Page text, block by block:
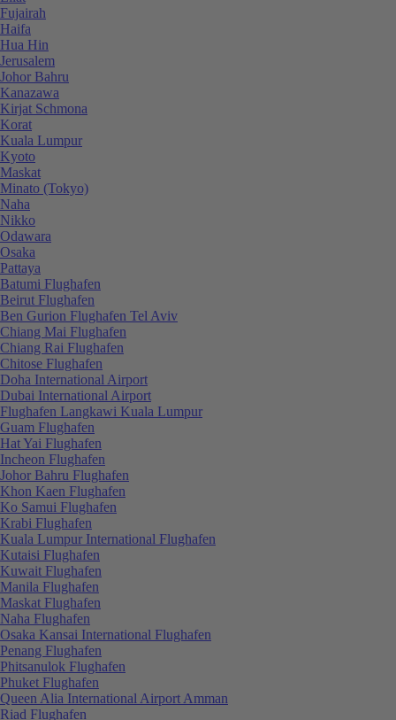
Fujairah
Haifa
Hua Hin
Jerusalem
Johor Bahru
Kanazawa
Kirjat Schmona
Korat
Kuala Lumpur
Kyoto
Maskat
Minato (Tokyo)
Naha
Nikko
Odawara
Osaka
Pattaya
Batumi Flughafen
Beirut Flughafen
Ben Gurion Flughafen Tel Aviv
Chiang Mai Flughafen
Chiang Rai Flughafen
Chitose Flughafen
Doha International Airport
Dubai International Airport
Flughafen Langkawi Kuala Lumpur
Guam Flughafen
Hat Yai Flughafen
Incheon Flughafen
Johor Bahru Flughafen
Khon Kaen Flughafen
Ko Samui Flughafen
Krabi Flughafen
Kuala Lumpur International Flughafen
Kutaisi Flughafen
Kuwait Flughafen
Manila Flughafen
Maskat Flughafen
Naha Flughafen
Osaka Kansai International Flughafen
Penang Flughafen
Phitsanulok Flughafen
Phuket Flughafen
Queen Alia International Airport Amman
Riad Flughafen